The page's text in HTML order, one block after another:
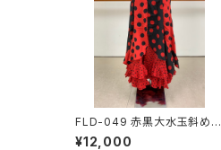
FLD-049 赤黒大水玉斜めハ
ギスカート
¥12,000